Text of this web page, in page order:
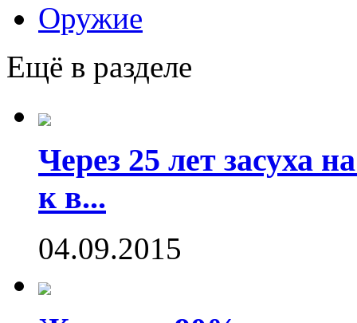
Оружие
Ещё в разделе
Через 25 лет засуха
к в...
04.09.2015